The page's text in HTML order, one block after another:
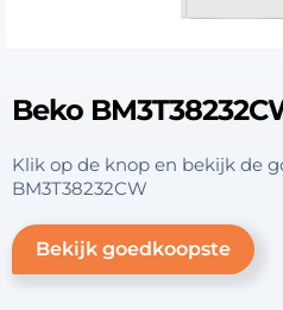
Beko
Klik op de knop en bekijk de
BM3T38232CW
Bekijk goedkoopste